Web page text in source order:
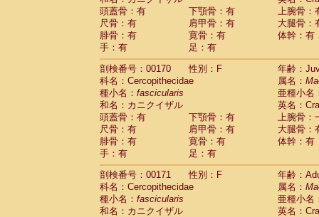
頭蓋骨：有
下顎骨：有
上腕骨：
尺骨：有
肩甲骨：有
大腿骨：
腓骨：有
寛骨：有
体幹：有
手：有
足：有
剖検番号：00170
性別：F
年齢：
科名：Cercopithecidae
属名：
種小名： fascicularis
亜種小名
和名：カニクイザル
英名：
頭蓋骨：有
下顎骨：有
上腕骨：
尺骨：有
肩甲骨：有
大腿骨：
腓骨：有
寛骨：有
体幹：有
手：有
足：有
剖検番号：00171
性別：F
年齢：
科名：Cercopithecidae
属名：
種小名： fascicularis
亜種小名
和名：カニクイザル
英名：